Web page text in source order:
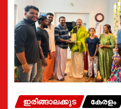
ഇരിങ്ങാലക്കുട
കേരളം